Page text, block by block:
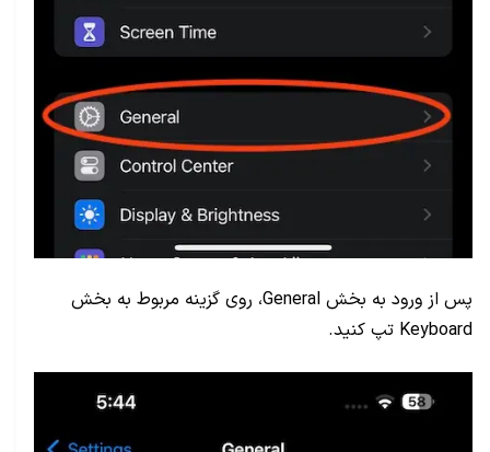
پس از ورود به بخش General، روی گزینه مربوط به بخش
Keyboard تپ کنید.